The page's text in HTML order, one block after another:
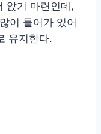
앉기 마련인데,
이 들어가 있어
유지한다.